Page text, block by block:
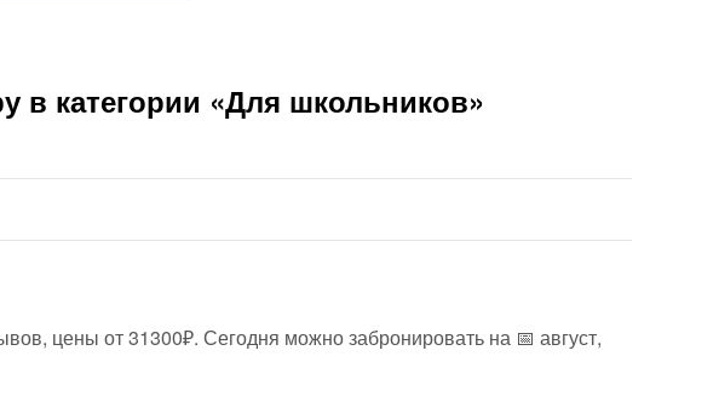
в категории «Для школьников»
цены от 31300₽. Сегодня можно забронировать на 📅 август,